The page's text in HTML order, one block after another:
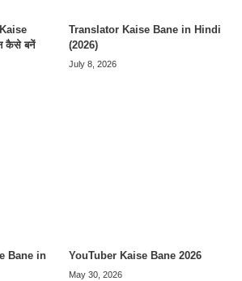
कैसे बनें
Translator Kaise Bane in Hindi
(2026)
July 8, 2026
Bane in
YouTuber Kaise Bane 2026
May 30, 2026